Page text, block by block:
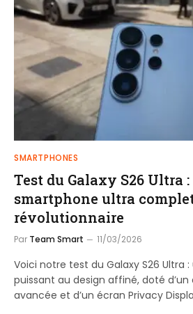
SMARTPHONES
Test du Galaxy S26 Ultra
smartphone ultra
révolutionnaire
Par Team Smart 11/03/2026
Voici notre test du Galaxy S26 Ultra
puissant au design affiné, doté d’un
avancée et d’un écran Privacy